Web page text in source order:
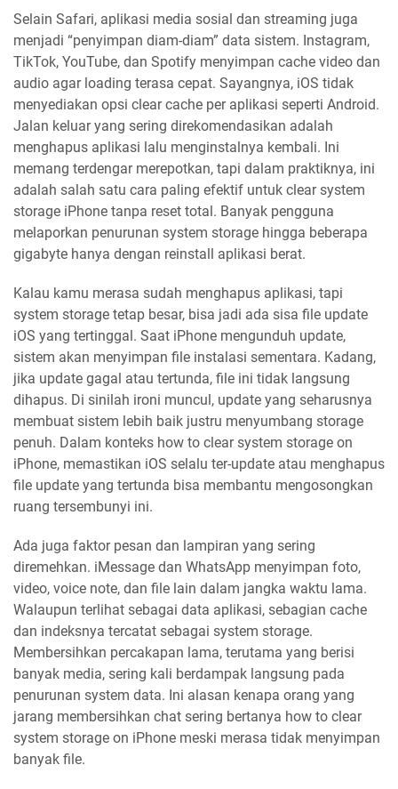
Selain Safari, aplikasi media sosial dan streaming juga
menjadi “penyimpan diam-diam” data sistem. Instagram,
TikTok, YouTube, dan Spotify menyimpan cache video dan
audio agar loading terasa cepat. Sayangnya, iOS tidak
menyediakan opsi clear cache per aplikasi seperti Android.
Jalan keluar yang sering direkomendasikan adalah
menghapus aplikasi lalu menginstalnya kembali. Ini
memang terdengar merepotkan, tapi dalam praktiknya, ini
adalah salah satu cara paling efektif untuk clear system
storage iPhone tanpa reset total. Banyak pengguna
melaporkan penurunan system storage hingga beberapa
gigabyte hanya dengan reinstall aplikasi berat.
Kalau kamu merasa sudah menghapus aplikasi, tapi
system storage tetap besar, bisa jadi ada sisa file update
iOS yang tertinggal. Saat iPhone mengunduh update,
sistem akan menyimpan file instalasi sementara. Kadang,
jika update gagal atau tertunda, file ini tidak langsung
dihapus. Di sinilah ironi muncul, update yang seharusnya
membuat sistem lebih baik justru menyumbang storage
penuh. Dalam konteks how to clear system storage on
iPhone, memastikan iOS selalu ter-update atau menghapus
file update yang tertunda bisa membantu mengosongkan
ruang tersembunyi ini.
Ada juga faktor pesan dan lampiran yang sering
diremehkan. iMessage dan WhatsApp menyimpan foto,
video, voice note, dan file lain dalam jangka waktu lama.
Walaupun terlihat sebagai data aplikasi, sebagian cache
dan indeksnya tercatat sebagai system storage.
Membersihkan percakapan lama, terutama yang berisi
banyak media, sering kali berdampak langsung pada
penurunan system data. Ini alasan kenapa orang yang
jarang membersihkan chat sering bertanya how to clear
system storage on iPhone meski merasa tidak menyimpan
banyak file.